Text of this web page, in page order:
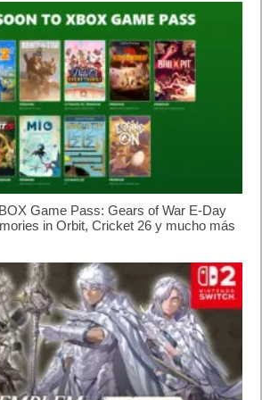
Game Pass: Gears of War E-Day
in Orbit, Cricket 26 y mucho más